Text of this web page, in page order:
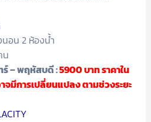
อน 2 ห้องน้ำ
น
ร์ – พฤหัสบดี :5900บาท ราคาใน
จมีการเปลี่ยนแปลง ตามช่วงระยะ